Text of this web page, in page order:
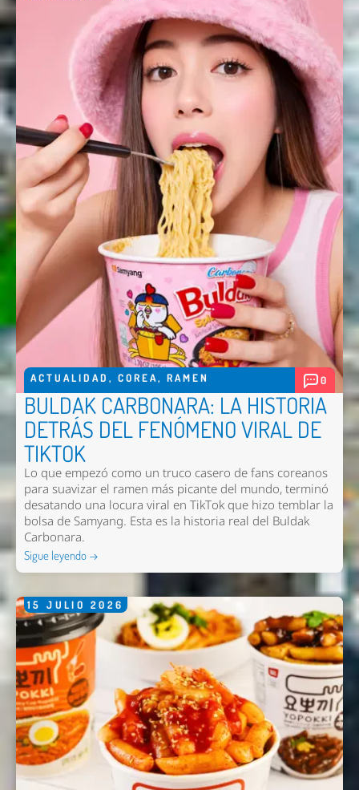
ACTUALIDAD , COREA, RAMEN 0
BULDAK CARBONARA: LA HISTORIA
DETRÁS DEL FENÓMENO VIRAL DE
TIKTOK
Lo que empezó como un truco casero de fans coreanos
para suavizar el ramen más picante del mundo, terminó
desatando una locura viral en TikTok que hizo temblar la
bolsa de Samyang. Esta es la historia real del Buldak
Carbonara.
Sigue leyendo →
15 JULIO 2026